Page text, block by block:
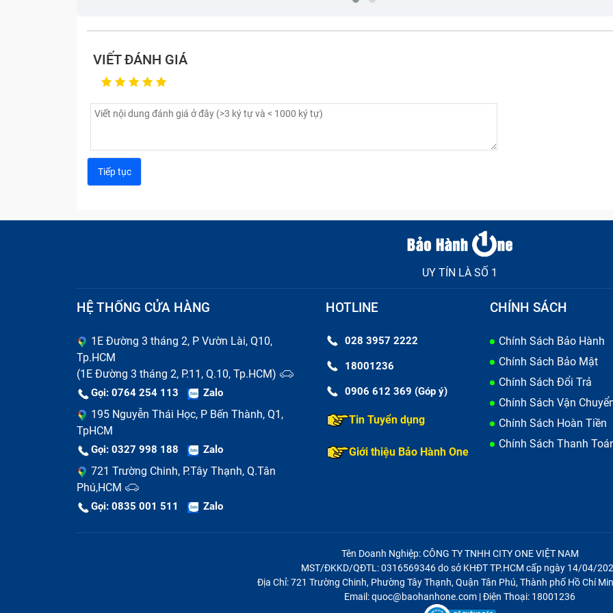
Tính năng 5G của Màn Hình Vivo Y77/Y77 5G là gì?
n41, n78, cho phép bạn xem video, chơi game và truy cập internet trên mạng 5G với tốc độ tải xuống
Những lưu ý khi thay màn hình Vivo Y77/Y77 5G?
Bạn nên sao lưu dữ liệu quan trọng trước khi
thay màn hình Vivo
, để đề phòng trường hợp xảy ra sự
Nên chọn một địa chỉ sửa chữa uy tín và chất lượng, vì nếu thay màn hình không đúng cách, có
hưởng đến khả năng chống nước của máy.
Bạn nên xác định đúng loại màn hình cần thay, tùy thuộc vào phiên bản.
Xác định đúng lỗi màn hình, vì nếu màn hình chỉ bị vỡ mặt kính nhưng hình ảnh và cảm ứng vẫn bình
bạn có thể chọn ép kính để tiết kiệm chi phí.
Bạn nên cẩn thận với chiêu trò tráo đổi linh kiện, vì có thể có những nơi sửa chữa không trung thực,
VIẾT ĐÁNH GIÁ
UY TÍN LÀ SỐ 1
HỆ THỐNG CỬA HÀNG
1E Đường 3 tháng 2, P Vườn Lài, Q10,
Tp.HCM
(1E Đường 3 tháng 2, P.11, Q.10, Tp.HCM)
Gọi: 0764 254 113 Zalo
195 Nguyễn Thái Học, P Bến Thành, Q1,
TpHCM
Gọi: 0327 998 188 Zalo
721 Trường Chinh, P.Tây Thạnh, Q.Tân
Phú,HCM
Gọi: 0835 001 511 Zalo
HOTLINE
028 3957 2222
18001236
0906 612 369 (Góp ý)
Tin Tuyển dụng
Giới thiệu Bảo Hành One
CHÍNH SÁCH
Chính Sách Bảo Hành
Chính Sách Bảo Mật
Chính Sách Đổi Trả
Chính Sách Vận
Chính Sách Hoàn Tiền
Chính Sách Thanh
Tên Doanh Nghiệp: CÔNG TY TNHH CITY ONE VIỆT NAM
MST/ĐKKD/QĐTL: 0316569346 do sở KHĐT TP.HCM cấp ngày 14/04/
Địa Chỉ: 721 Trường Chinh, Phường Tây Thạnh, Quận Tân Phú, Thành phố Hồ Chí
Email: quoc@baohanhone.com | Điện Thoại: 18001236